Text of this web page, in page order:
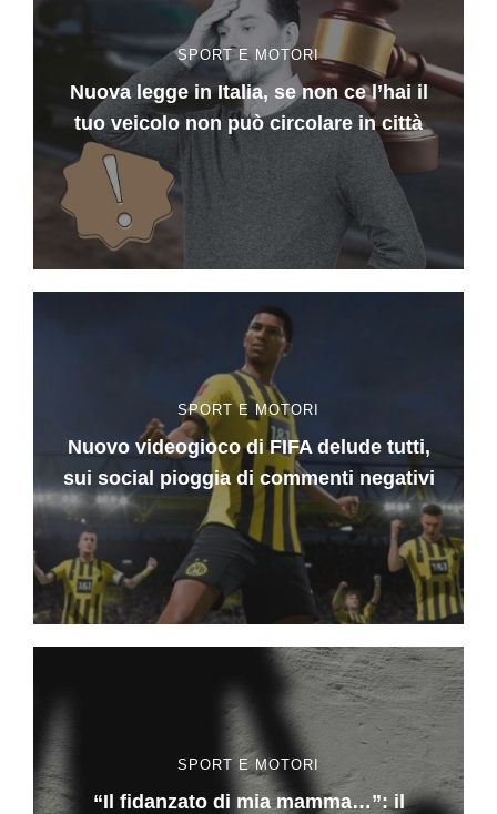
SPORT E MOTORI
Nuova legge in Italia, se non ce l’hai il
tuo veicolo non può circolare in città
SPORT E MOTORI
Nuovo videogioco di FIFA delude tutti,
sui social pioggia di commenti negativi
SPORT E MOTORI
“Il fidanzato di mia mamma…”: il